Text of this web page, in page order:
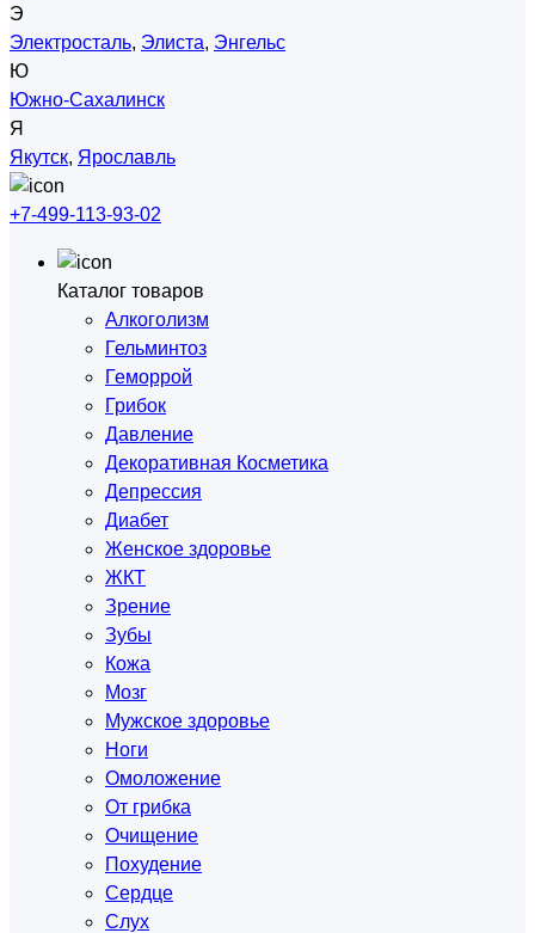
Э
Электросталь, Элиста, Энгельс
Ю
Южно-Сахалинск
Я
Якутск, Ярославль
+7-499-113-93-02
Каталог товаров
Алкоголизм
Гельминтоз
Геморрой
Грибок
Давление
Декоративная Косметика
Депрессия
Диабет
Женское здоровье
ЖКТ
Зрение
Зубы
Кожа
Мозг
Мужское здоровье
Ноги
Омоложение
От грибка
Очищение
Похудение
Сердце
Слух